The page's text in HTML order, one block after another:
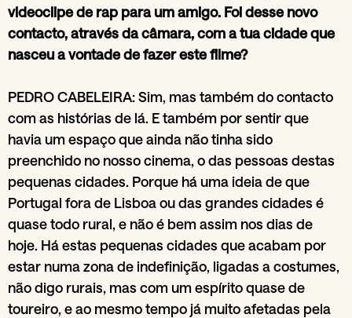
videoclipe de rap para um amigo. Foi desse novo
contacto, através da câmara, com a tua cidade que
nasceu a vontade de fazer este filme?
PEDRO CABELEIRA: Sim, mas também do contacto
com as histórias de lá. E também por sentir que
havia um espaço que ainda não tinha sido
preenchido no nosso cinema, o das pessoas destas
pequenas cidades. Porque há uma ideia de que
Portugal fora de Lisboa ou das grandes cidades é
quase todo rural, e não é bem assim nos dias de
hoje. Há estas pequenas cidades que acabam por
estar numa zona de indefinição, ligadas a costumes,
não digo rurais, mas com um espírito quase de
toureiro, e ao mesmo tempo já muito afetadas pela